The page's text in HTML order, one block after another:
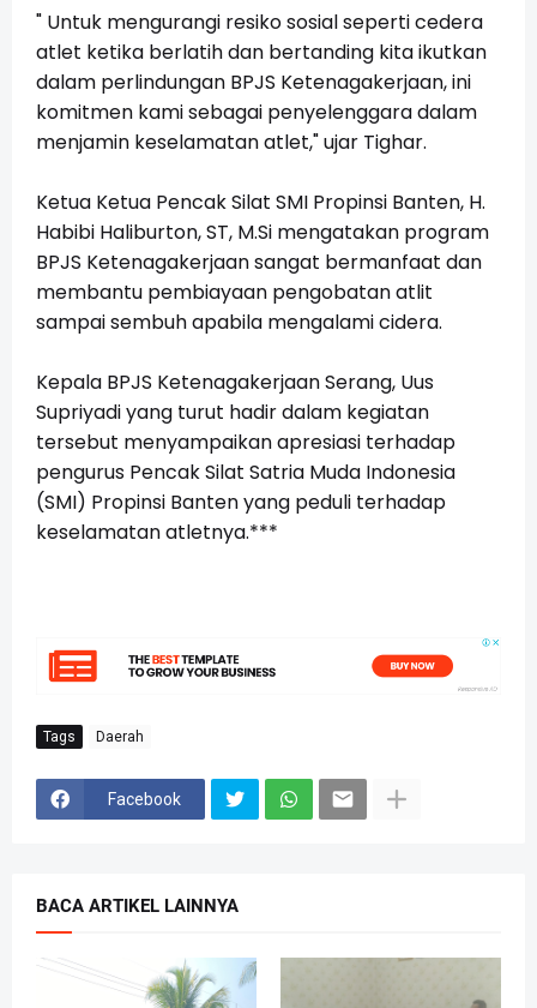
" Untuk mengurangi resiko sosial seperti cedera
atlet ketika berlatih dan bertanding kita ikutkan
dalam perlindungan BPJS Ketenagakerjaan, ini
komitmen kami sebagai penyelenggara dalam
menjamin keselamatan atlet," ujar Tighar.
Ketua Ketua Pencak Silat SMI Propinsi Banten, H.
Habibi Haliburton, ST, M.Si mengatakan program
BPJS Ketenagakerjaan sangat bermanfaat dan
membantu pembiayaan pengobatan atlit
sampai sembuh apabila mengalami cidera.
Kepala BPJS Ketenagakerjaan Serang, Uus
Supriyadi yang turut hadir dalam kegiatan
tersebut menyampaikan apresiasi terhadap
pengurus Pencak Silat Satria Muda Indonesia
(SMI) Propinsi Banten yang peduli terhadap
keselamatan atletnya.***
Tags Daerah
Facebook
BACA ARTIKEL LAINNYA